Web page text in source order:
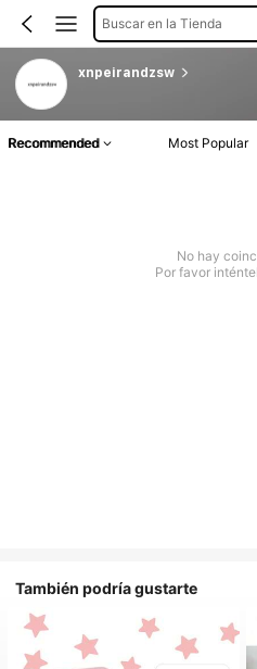
Buscar en la Tienda
xnpeirandzsw
Recommended Most Popular
No hay
Por favor
También podría gustarte